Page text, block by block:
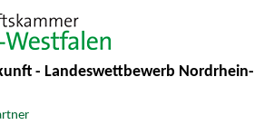
- Landeswettbewerb Nordrhein-